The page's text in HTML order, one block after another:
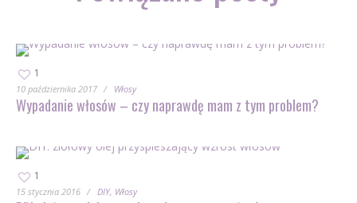
1
10 października 2017 Włosy
Wypadanie włosów – czy naprawdę mam z tym problem?
1
15 stycznia 2016 DIY Włosy